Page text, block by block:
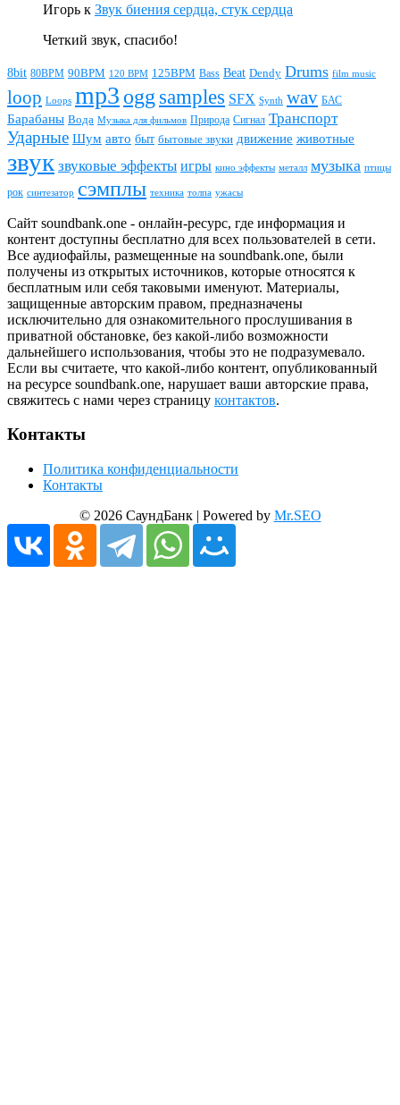
Игорь к Звук биения сердца, стук сердца
Четкий звук, спасибо!
8bit 80BPM 90BPM 120 BPM 125BPM Bass Beat Dendy Drums film music
loop Loops mp3 ogg samples SFX Synth wav БАС
Барабаны Вода Музыка для фильмов Природа Сигнал Транспорт
Ударные Шум авто быт бытовые звуки движение животные
звук звуковые эффекты игры кино эффекты металл музыка птицы
рок синтезатор сэмплы техника толпа ужасы
Сайт soundbank.one - онлайн-ресурс, где информация и
контент доступны бесплатно для всех пользователей в сети.
Все аудиофайлы, размещенные на soundbank.one, были
получены из открытых источников, которые относятся к
бесплатным или себя таковыми именуют. Материалы,
защищенные авторским правом, предназначены
исключительно для ознакомительного прослушивания в
приватной обстановке, без какой-либо возможности
дальнейшего использования, чтобы это не подразумевало.
Если вы считаете, что какой-либо контент, опубликованный
на ресурсе soundbank.one, нарушает ваши авторские права,
свяжитесь с нами через страницу контактов.
Контакты
Политика конфиденциальности
Контакты
© 2026 СаундБанк | Powered by Mr.SEO